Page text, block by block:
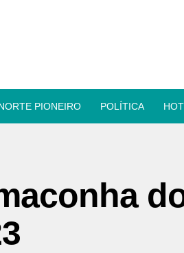
PIONEIRO POLÍTICA